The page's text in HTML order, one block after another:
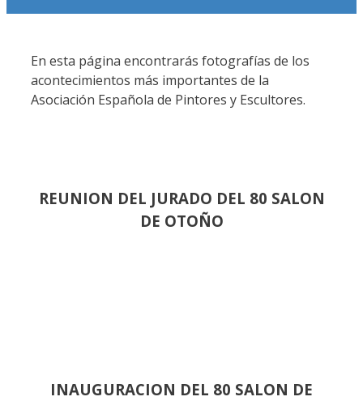
En esta página encontrarás fotografías de los
acontecimientos más importantes de la
Asociación Española de Pintores y Escultores.
REUNION DEL JURADO DEL 80 SALON
DE OTOÑO
INAUGURACION DEL 80 SALON DE